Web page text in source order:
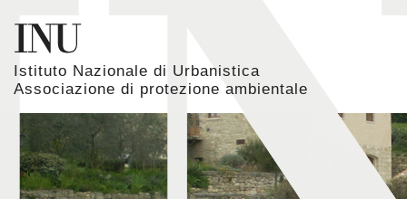
Istituto Nazionale di Urbanistica
Associazione di protezione ambientale